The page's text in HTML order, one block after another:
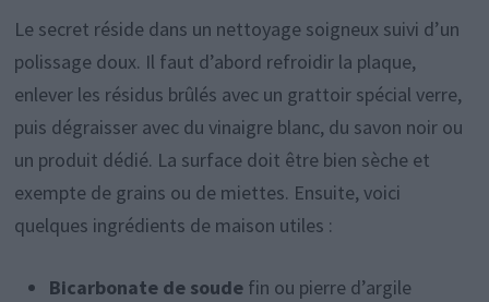
Le secret réside dans un nettoyage soigneux suivi d’un
polissage doux. Il faut d’abord refroidir la plaque,
enlever les résidus brûlés avec un grattoir spécial verre,
puis dégraisser avec du vinaigre blanc, du savon noir ou
un produit dédié. La surface doit être bien sèche et
exempte de grains ou de miettes. Ensuite, voici
quelques ingrédients de maison utiles :
Bicarbonate de soudefin ou pierre d’argile